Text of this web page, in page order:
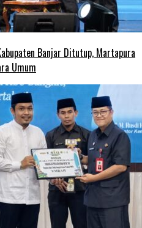
Banjar Ditutup, Martapura
Umum